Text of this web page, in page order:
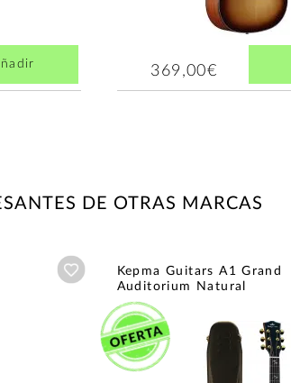
369,00€
DE OTRAS MARCAS
Añadir a wishlist
Kepma Guitars A1 Grand
Auditorium Natural